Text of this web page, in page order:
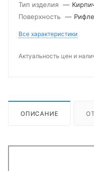
Тип изделия —
Поверхность —
Все характеристики
Актуальность цен и
ОПИСАНИЕ